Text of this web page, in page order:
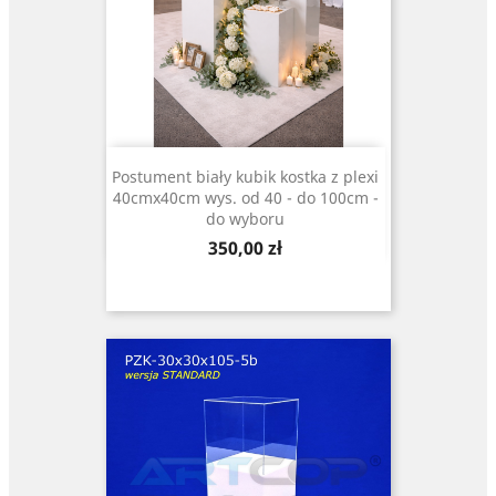
Postument biały kubik kostka z plexi
40cmx40cm wys. od 40 - do 100cm -
do wyboru
Cena
350,00 zł